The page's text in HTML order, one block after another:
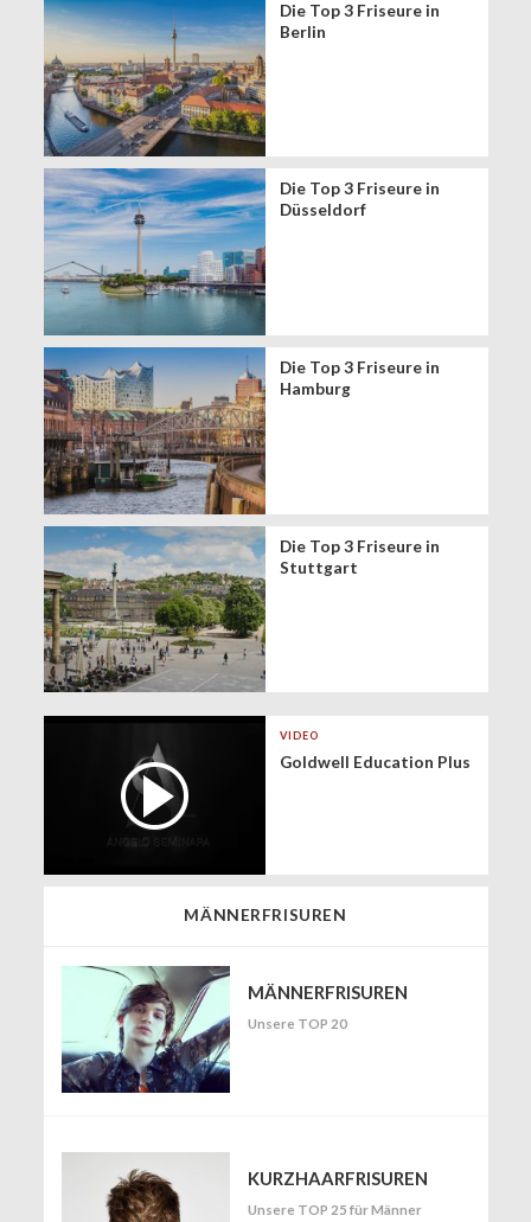
Die Top 3 Friseure in
Berlin
Die Top 3 Friseure in
Düsseldorf
Die Top 3 Friseure in
Hamburg
Die Top 3 Friseure in
Stuttgart
VIDEO
Goldwell Education Plus
MÄNNERFRISUREN
MÄNNERFRISUREN
Unsere TOP 20
KURZHAARFRISUREN
Unsere TOP 25 für Männer